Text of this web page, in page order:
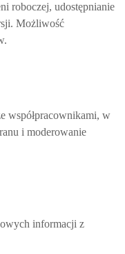
roboczej, udostępnianie
Możliwość
współpracownikami, w
i moderowanie
informacji z